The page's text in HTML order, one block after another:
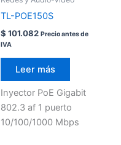
TL-POE150S
$ 101.082 Precio antes de
IVA
Leer más
Inyector PoE Gigabit
802.3 af 1 puerto
10/100/1000 Mbps